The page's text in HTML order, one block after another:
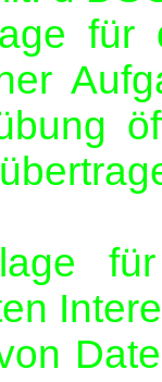
für